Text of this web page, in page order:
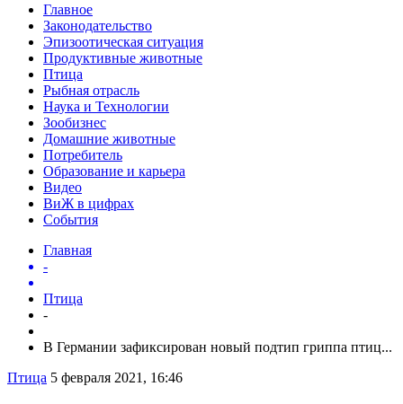
Главное
Законодательство
Эпизоотическая ситуация
Продуктивные животные
Птица
Рыбная отрасль
Наука и Технологии
Зообизнес
Домашние животные
Потребитель
Образование и карьера
Видео
ВиЖ в цифрах
События
Главная
-
Птица
-
В Германии зафиксирован новый подтип гриппа птиц...
Птица 5 февраля 2021, 16:46